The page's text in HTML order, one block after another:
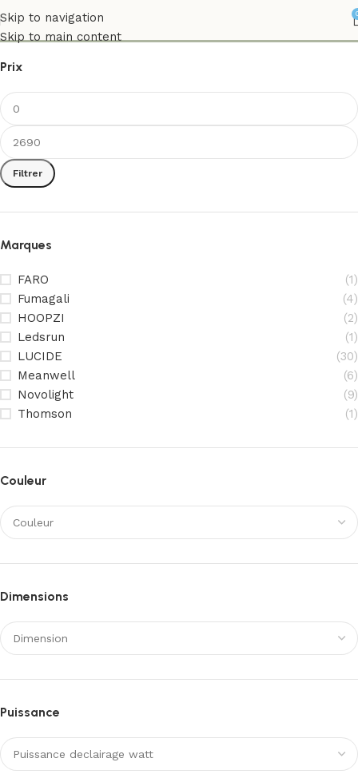
Skip to navigation
Skip to main content
INTÉRIEUR
Prix
Filtrer
Marques
FARO
(1)
Fumagali
(4)
HOOPZI
(2)
Ledsrun
(1)
LUCIDE
(30)
Meanwell
(6)
Novolight
(9)
Thomson
(1)
Couleur
Dimensions
Puissance